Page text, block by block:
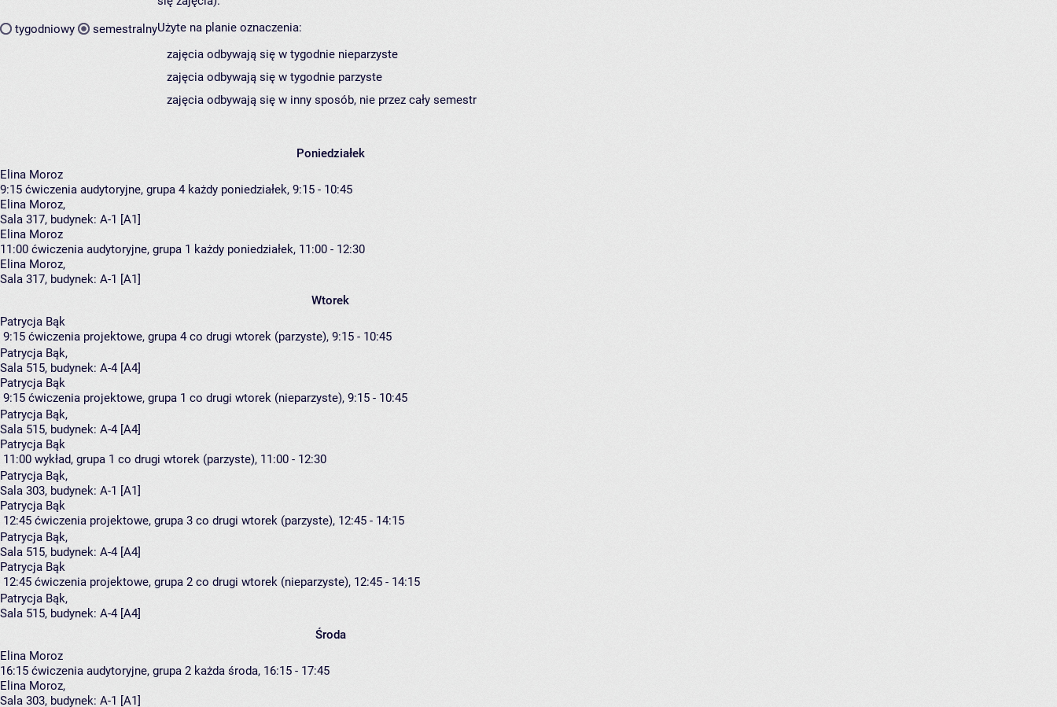
tygodniowy semestralnyUżyte na planie oznaczenia:
zajęcia odbywają się w tygodnie nieparzyste
zajęcia odbywają się w tygodnie parzyste
zajęcia odbywają się w inny sposób, nie przez cały semestr
Poniedziałek
Elina Moroz
9:15 ćwiczenia audytoryjne, grupa 4 każdy poniedziałek, 9:15 - 10:45
Elina Moroz,
Sala 317, budynek: A-1 [A1]
Elina Moroz
11:00 ćwiczenia audytoryjne, grupa 1 każdy poniedziałek, 11:00 - 12:30
Elina Moroz,
Sala 317, budynek: A-1 [A1]
Wtorek
Patrycja Bąk
9:15 ćwiczenia projektowe, grupa 4 co drugi wtorek (parzyste), 9:15 - 10:45
Patrycja Bąk,
Sala 515, budynek: A-4 [A4]
Patrycja Bąk
9:15 ćwiczenia projektowe, grupa 1 co drugi wtorek (nieparzyste), 9:15 - 10:45
Patrycja Bąk,
Sala 515, budynek: A-4 [A4]
Patrycja Bąk
11:00 wykład, grupa 1 co drugi wtorek (parzyste), 11:00 - 12:30
Patrycja Bąk,
Sala 303, budynek: A-1 [A1]
Patrycja Bąk
12:45 ćwiczenia projektowe, grupa 3 co drugi wtorek (parzyste), 12:45 - 14:15
Patrycja Bąk,
Sala 515, budynek: A-4 [A4]
Patrycja Bąk
12:45 ćwiczenia projektowe, grupa 2 co drugi wtorek (nieparzyste), 12:45 - 14:15
Patrycja Bąk,
Sala 515, budynek: A-4 [A4]
Środa
Elina Moroz
16:15 ćwiczenia audytoryjne, grupa 2 każda środa, 16:15 - 17:45
Elina Moroz,
Sala 303, budynek: A-1 [A1]